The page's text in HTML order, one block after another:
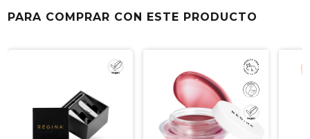
PARA COMPRAR CON ESTE PRODUCTO